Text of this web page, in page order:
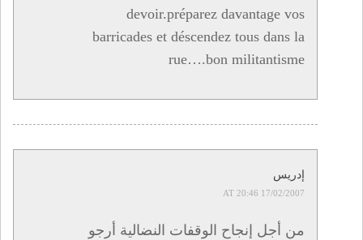
devoir.préparez davantage vos
barricades et déscendez tous dans la
rue….bon militantisme
إدريس
17/02/2007 AT 20:46
من أجل إنجاح الوقفات النضالية أرجو